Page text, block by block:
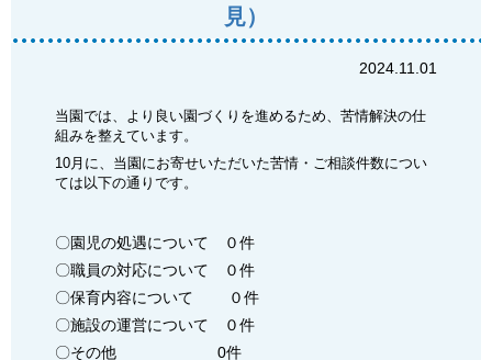
見）
2024.11.01
当園では、より良い園づくりを進めるため、苦情解決の仕
組みを整えています。
10月に、当園にお寄せいただいた苦情・ご相談件数につい
ては以下の通りです。
〇園児の処遇について ０件
〇職員の対応について ０件
〇保育内容について ０件
〇施設の運営について ０件
〇その他 0件